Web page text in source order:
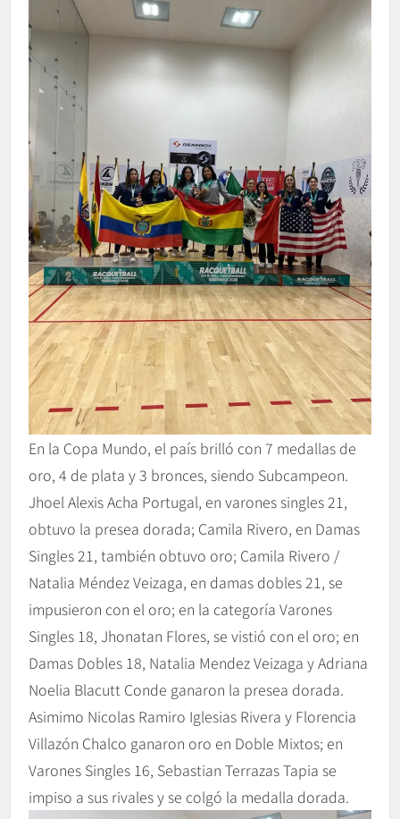
En la Copa Mundo, el país brilló con 7 medallas de
oro, 4 de plata y 3 bronces, siendo Subcampeon.
Jhoel Alexis Acha Portugal, en varones singles 21,
obtuvo la presea dorada; Camila Rivero, en Damas
Singles 21, también obtuvo oro; Camila Rivero /
Natalia Méndez Veizaga, en damas dobles 21, se
impusieron con el oro; en la categoría Varones
Singles 18, Jhonatan Flores, se vistió con el oro; en
Damas Dobles 18, Natalia Mendez Veizaga y Adriana
Noelia Blacutt Conde ganaron la presea dorada.
Asimimo Nicolas Ramiro Iglesias Rivera y Florencia
Villazón Chalco ganaron oro en Doble Mixtos; en
Varones Singles 16, Sebastian Terrazas Tapia se
impiso a sus rivales y se colgó la medalla dorada.